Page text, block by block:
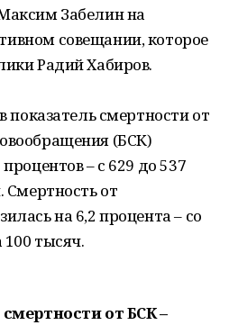
Забелин на
совещании, которое
Радий Хабиров.
показатель смертности от
(БСК)
– с 629 до 537
Смертность от
на 6,2 процента – со
100 тысяч.
от БСК –